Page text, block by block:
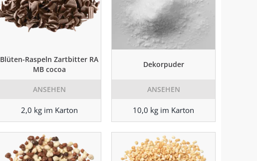
Blüten-Raspeln Zartbitter RA
MB cocoa
ANSEHEN
2,0 kg im Karton
Dekorpuder
ANSEHEN
10,0 kg im Karton